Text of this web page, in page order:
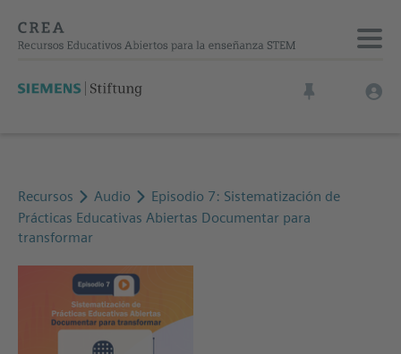
Recursos Audio
Episodio 7: Sistematización de
Prácticas Educativas Abiertas Documentar para
transformar